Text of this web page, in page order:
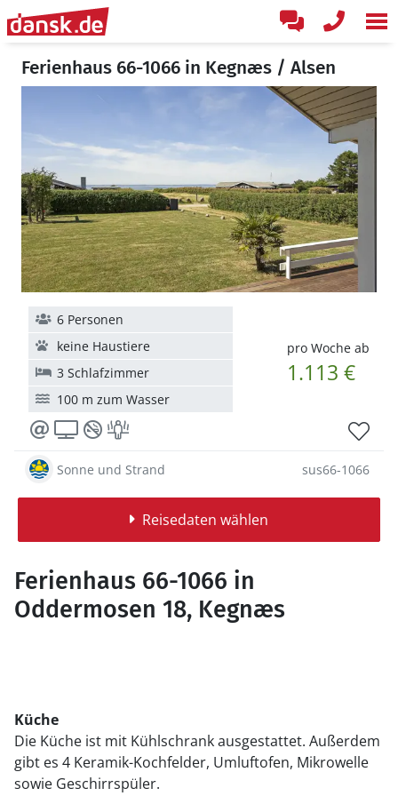
Ferienhaus 66-1066 in Kegnæs / Alsen
pro Woche ab
1.113 €
6 Personen
keine Haustiere
3 Schlafzimmer
100 m zum Wasser
Sonne und Strand sus66-1066
Reisedaten wählen
Ferienhaus 66-1066 in
Oddermosen 18, Kegnæs
Küche
Die Küche ist mit Kühlschrank ausgestattet. Außerdem
gibt es 4 Keramik-Kochfelder, Umluftofen, Mikrowelle
sowie Geschirrspüler.